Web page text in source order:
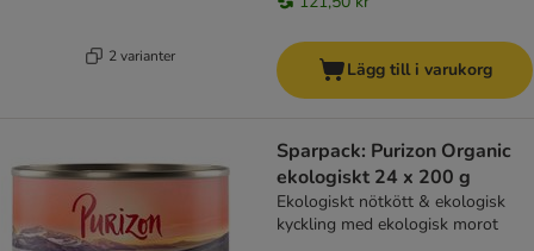
2 varianter
Lägg till i varukorg
Sparpack: Purizon Organic
ekologiskt 24 x 200 g
Ekologiskt nötkött & ekologisk
kyckling med ekologisk morot